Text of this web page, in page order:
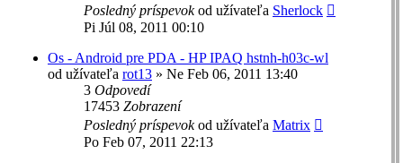
Posledný príspevokod užívateľa Sherlock
Pi Júl 08, 2011 00:10
Os - Android pre PDA - HP IPAQ hstnh-h03c-wl
od užívateľa rot13 » Ne Feb 06, 2011 13:40
3 Odpovedí
17453 Zobrazení
Posledný príspevokod užívateľa Matrix
Po Feb 07, 2011 22:13